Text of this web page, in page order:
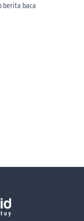
berita baca